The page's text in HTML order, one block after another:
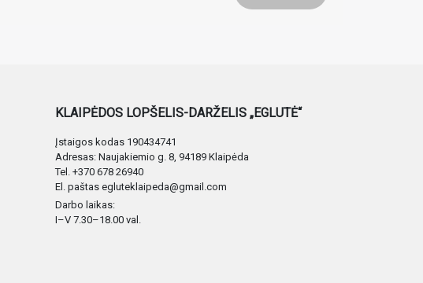
KLAIPĖDOS LOPŠELIS-DARŽELIS „EGLUTĖ“
Įstaigos kodas 190434741
Adresas: Naujakiemio g. 8, 94189 Klaipėda
Tel. +370 678 26940
El. paštas egluteklaipeda@gmail.com
Darbo laikas:
I–V 7.30–18.00 val.